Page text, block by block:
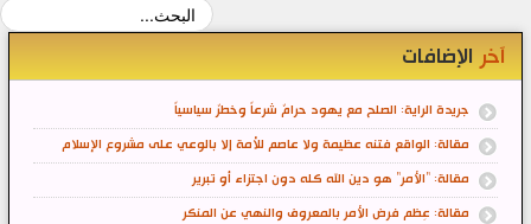
آخر الإضافات
جريدة الراية: الصلح مع يهود حرامٌ شرعاً وخطرٌ سياسياً
مقالة: الواقع فتنه عظيمة ولا عاصم للأمة إلا بالوعي على مشروع الإسلام
مقالة: "الأمر" هو دين الله كله دون اجتزاء أو تبرير
مقالة: عِظم فرض الأمر بالمعروف والنهي عن المنكر